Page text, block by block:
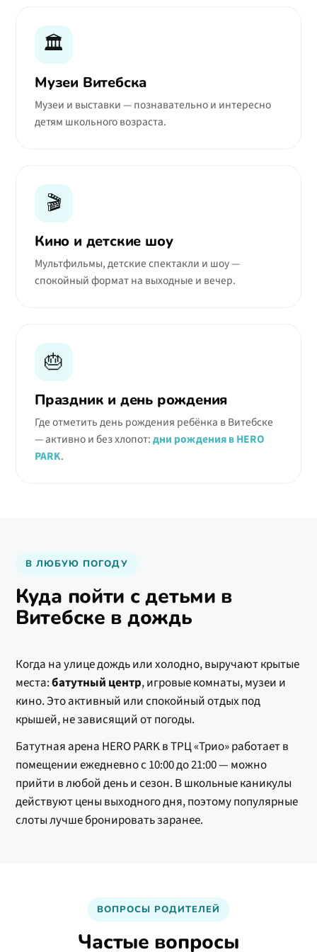
🏛️
Музеи Витебска
Музеи и выставки — познавательно и интересно
детям школьного возраста.
🎬
Кино и детские шоу
Мультфильмы, детские спектакли и шоу —
спокойный формат на выходные и вечер.
🎂
Праздник и день рождения
Где отметить день рождения ребёнка в Витебске
— активно и без хлопот:дни рождения в HERO
PARK.
В ЛЮБУЮ ПОГОДУ
Куда пойти с детьми в
Витебске в дождь
Когда на улице дождь или холодно, выручают крытые
места:батутный центр, игровые комнаты, музеи и
кино. Это активный или спокойный отдых под
крышей, не зависящий от погоды.
Батутная арена HERO PARK в ТРЦ «Трио» работает в
помещении ежедневно с 10:00 до 21:00 — можно
прийти в любой день и сезон. В школьные каникулы
действуют цены выходного дня, поэтому популярные
слоты лучше бронировать заранее.
ВОПРОСЫ РОДИТЕЛЕЙ
Частые вопросы